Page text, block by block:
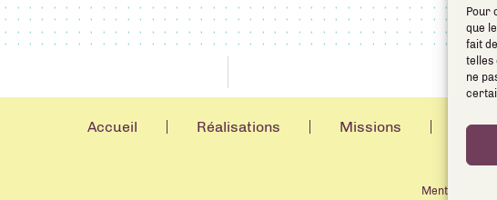
Pour
que
fait
telles
ne
Accueil Réalisations Missions
Mentions